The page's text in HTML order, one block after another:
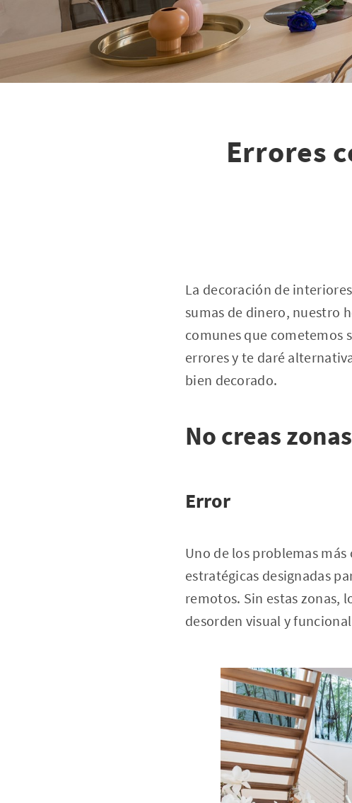
Errores
La decoración de
sumas de dinero, nuestro
comunes que cometemos
errores y te daré
bien decorado.
No creas
Error
Uno de los problemas más
estratégicas designadas
remotos. Sin estas zonas,
desorden visual y